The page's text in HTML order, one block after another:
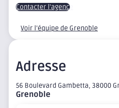
Contacter l'agence
Voir l’équipe de Grenoble
Adresse
56 Boulevard Gambetta, 38000
Grenoble